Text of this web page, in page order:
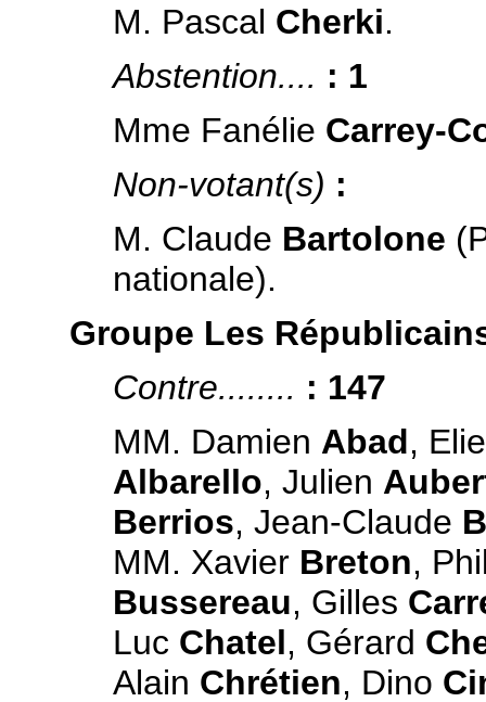
M. Pascal Cherki.
Abstention.... : 1
Mme Fanélie Carrey-
Non-votant(s) :
M. Claude Bartolone
nationale).
Groupe Les
Contre........ : 147
MM. Damien Abad,
Albarello, Julien
Berrios, Jean-Claude
MM. Xavier Breton,
Bussereau, Gilles
Luc Chatel, Gérard
Alain Chrétien, Dino